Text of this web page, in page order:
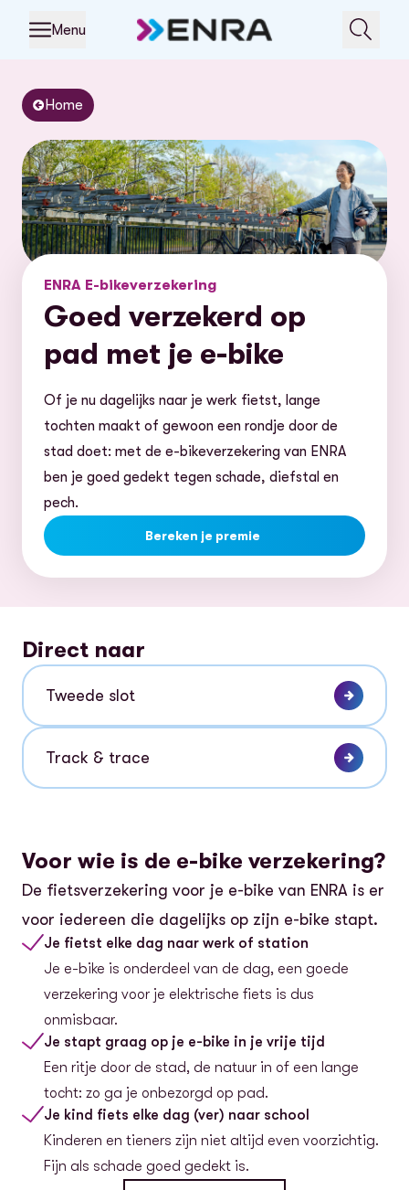
Menu
Home
ENRA E-bikeverzekering
Goed verzekerd op
pad met je e-bike
Of je nu dagelijks naar je werk fietst, lange
tochten maakt of gewoon een rondje door de
stad doet: met de e-bikeverzekering van ENRA
ben je goed gedekt tegen schade, diefstal en
pech.
Bereken je premie
Direct naar
Tweede slot
Track & trace
Voor wie is de e-bike verzekering?
De fietsverzekering voor je e-bike van ENRA is er
voor iedereen die dagelijks op zijn e-bike stapt.
Je fietst elke dag naar werk of station
Je e-bike is onderdeel van de dag, een goede
verzekering voor je elektrische fiets is dus
onmisbaar.
Je stapt graag op je e-bike in je vrije tijd
Een ritje door de stad, de natuur in of een lange
tocht: zo ga je onbezorgd op pad.
Je kind fiets elke dag (ver) naar school
Kinderen en tieners zijn niet altijd even voorzichtig.
Fijn als schade goed gedekt is.